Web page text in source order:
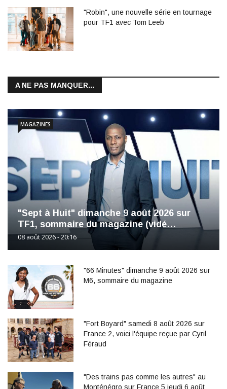
"Robin", une nouvelle série en tournage
pour TF1 avec Tom Leeb
A NE PAS MANQUER...
"Sept à Huit" dimanche 9 août 2026 sur
TF1, sommaire du magazine (vidé…
08 août 2026 - 20:16
MAGAZINES
"66 Minutes" dimanche 9 août 2026 sur
M6, sommaire du magazine
"Fort Boyard" samedi 8 août 2026 sur
France 2, voici l'équipe reçue par Cyril
Féraud
"Des trains pas comme les autres" au
Monténégro sur France 5 jeudi 6 août